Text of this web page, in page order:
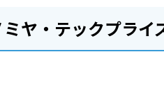
ミヤ・テックプラ